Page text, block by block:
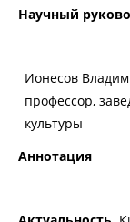
Научный
Ионесов
профессор,
культуры
Аннотация